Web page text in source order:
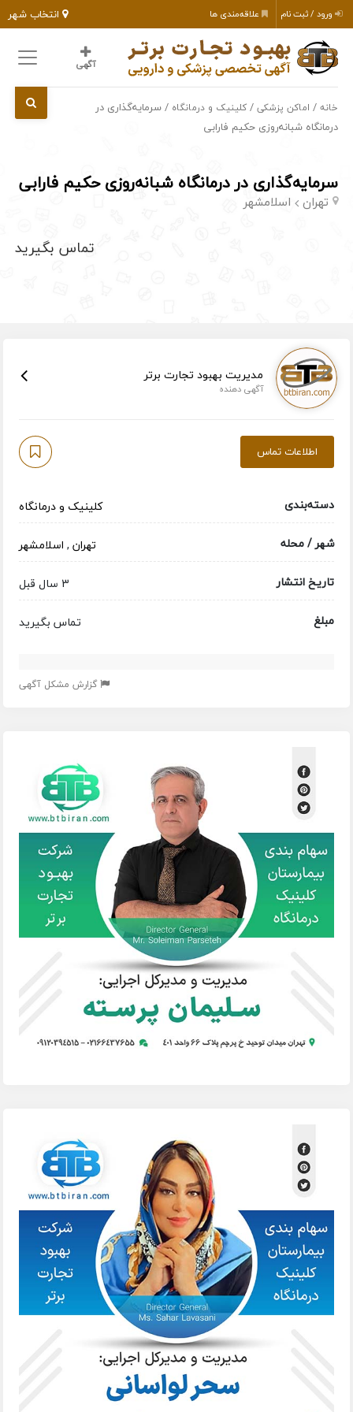
انتخاب شهر ورود / ثبت نام علاقه‌مندی ها
آگهی
خانه / اماکن پزشکی /کلینیک و درمانگاه / سرمایه‌گذاری در
درمانگاه شبانه‌روزی حکیم فارابی
سرمایه‌گذاری در درمانگاه شبانه‌روزی حکیم فارابی
تهران اسلامشهر
تماس بگیرید
مدیریت بهبود تجارت برتر
آگهی دهنده
اطلاعات تماس
دسته‌بندی
کلینیک و درمانگاه
شهر / محله
تهران, اسلامشهر
تاریخ انتشار
3 سال قبل
مبلغ
تماس بگیرید
گزارش مشکل آگهی